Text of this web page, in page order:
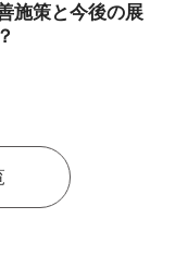
施策と今後の展